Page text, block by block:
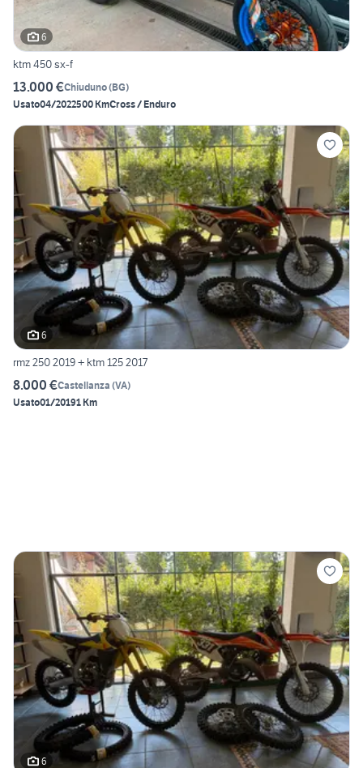
6
ktm 450 sx-f
13.000 €Chiuduno(BG)
Usato04/2022500 KmCross / Enduro
6
rmz 250 2019 + ktm 125 2017
8.000 €Castellanza (VA)
Usato01/20191 Km
6